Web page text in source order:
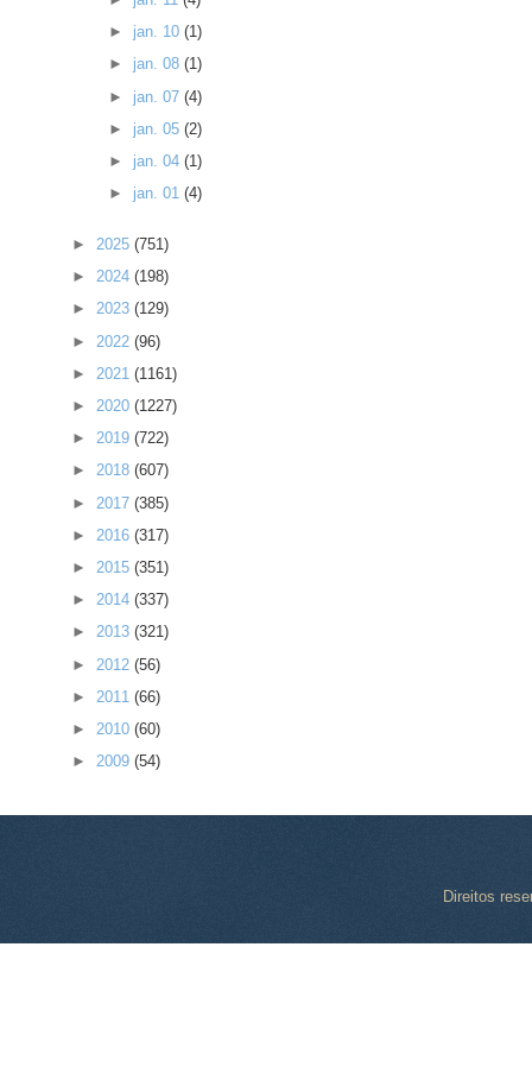
► jan. 10 (1)
► jan. 08 (1)
► jan. 07 (4)
► jan. 05 (2)
► jan. 04 (1)
► jan. 01 (4)
► 2025 (751)
► 2024 (198)
► 2023 (129)
► 2022 (96)
► 2021 (1161)
► 2020 (1227)
► 2019 (722)
► 2018 (607)
► 2017 (385)
► 2016 (317)
► 2015 (351)
► 2014 (337)
► 2013 (321)
► 2012 (56)
► 2011 (66)
► 2010 (60)
► 2009 (54)
Direitos